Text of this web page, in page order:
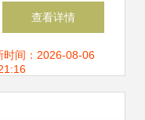
市场行情分析 常古
电展现物美价廉
查看详情
时间：2026-08-06